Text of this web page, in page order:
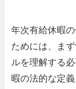
年次有給休暇
ためには、ま
ルを理解する
暇の法的な定